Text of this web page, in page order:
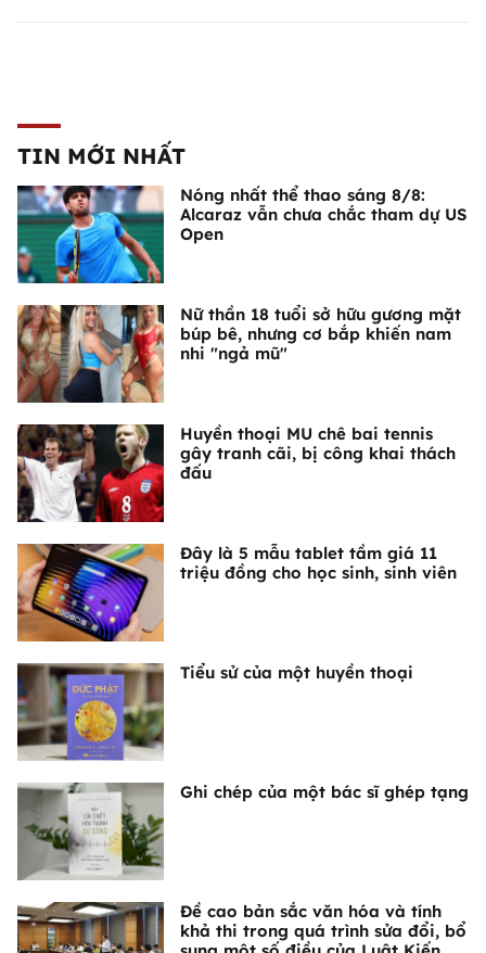
TIN MỚI NHẤT
Nóng nhất thể thao sáng 8/8:
Alcaraz vẫn chưa chắc tham dự US
Open
Nữ thần 18 tuổi sở hữu gương mặt
búp bê, nhưng cơ bắp khiến nam
nhi "ngả mũ"
Huyền thoại MU chê bai tennis
gây tranh cãi, bị công khai thách
đấu
Đây là 5 mẫu tablet tầm giá 11
triệu đồng cho học sinh, sinh viên
Tiểu sử của một huyền thoại
Ghi chép của một bác sĩ ghép tạng
Đề cao bản sắc văn hóa và tính
khả thi trong quá trình sửa đổi, bổ